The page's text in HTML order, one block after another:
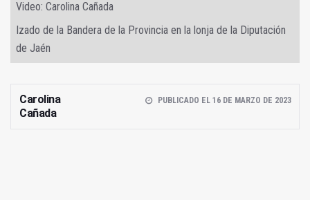
Video: Carolina Cañada
Izado de la Bandera de la Provincia en la lonja de la Diputación
de Jaén
Carolina
Cañada
PUBLICADO EL 16 DE MARZO DE 2023